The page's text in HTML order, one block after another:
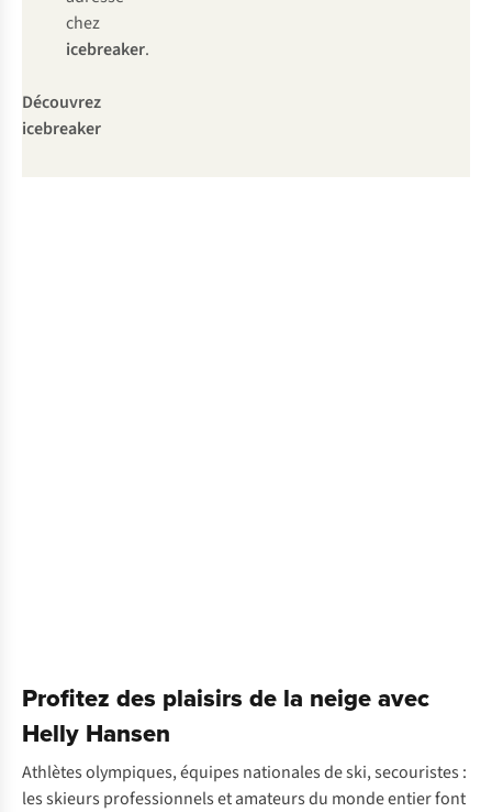
chez
icebreaker.
Découvrez
icebreaker
Profitez des plaisirs de la neige avec
Helly Hansen
Athlètes olympiques, équipes nationales de ski, secouristes :
les skieurs professionnels et amateurs du monde entier font